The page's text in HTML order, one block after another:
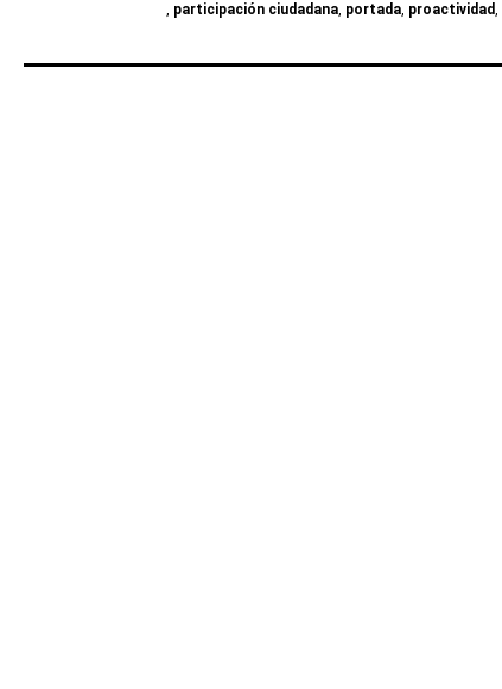
, participación ciudadana, portada, proactividad,